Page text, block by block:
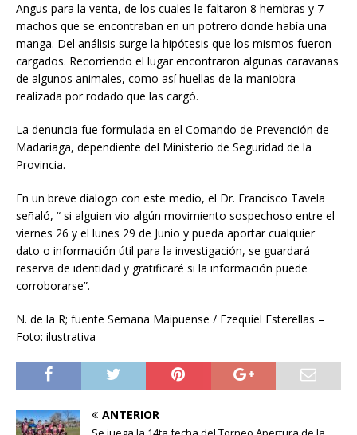
Angus para la venta, de los cuales le faltaron 8 hembras y 7
machos que se encontraban en un potrero donde había una
manga. Del análisis surge la hipótesis que los mismos fueron
cargados. Recorriendo el lugar encontraron algunas caravanas
de algunos animales, como así huellas de la maniobra
realizada por rodado que las cargó.
La denuncia fue formulada en el Comando de Prevención de
Madariaga, dependiente del Ministerio de Seguridad de la
Provincia.
En un breve dialogo con este medio, el Dr. Francisco Tavela
señaló, “ si alguien vio algún movimiento sospechoso entre el
viernes 26 y el lunes 29 de Junio y pueda aportar cualquier
dato o información útil para la investigación, se guardará
reserva de identidad y gratificaré si la información puede
corroborarse”.
N. de la R; fuente Semana Maipuense / Ezequiel Esterellas –
Foto: ilustrativa
ANTERIOR